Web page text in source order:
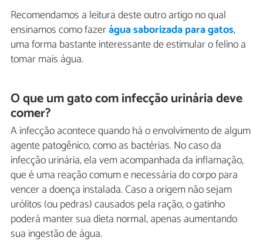
Recomendamos a leitura deste outro artigo no qual
ensinamos como fazerágua saborizada para gatos,
uma forma bastante interessante de estimular o felino a
tomar mais água.
O que um gato com infecção urinária deve
comer?
A infecção acontece quando há o envolvimento de algum
agente patogênico, como as bactérias. No caso da
infecção urinária, ela vem acompanhada da inflamação,
que é uma reação comum e necessária do corpo para
vencer a doença instalada. Caso a origem não sejam
urólitos (ou pedras) causados pela ração, o gatinho
poderá manter sua dieta normal, apenas aumentando
sua ingestão de água.